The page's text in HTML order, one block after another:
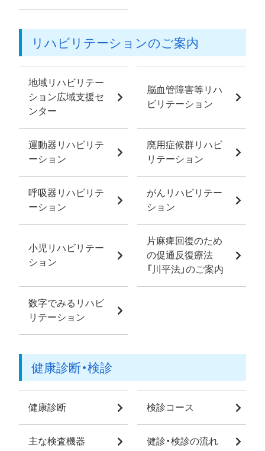
リハビリテーションのご案内
地域リハビリテー
ション広域支援セ
ンター
脳血管障害等リハ
ビリテーション
運動器リハビリテ
ーション
廃用症候群リハビ
リテーション
呼吸器リハビリテ
ーション
がんリハビリテー
ション
小児リハビリテー
ション
片麻痺回復のため
の促通反復療法
「川平法」のご案内
数字でみるリハビ
リテーション
健康診断・検診
健康診断 検診コース
主な検査機器 健診・検診の流れ